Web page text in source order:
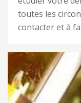
toutes les
contacter et à